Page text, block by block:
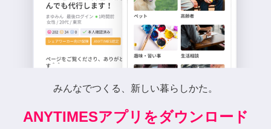
みんなでつくる、新しい暮らしかた。
ANYTIMESアプリをダウンロード